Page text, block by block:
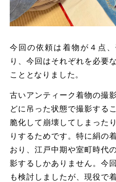
今回の依頼は着物が４点
り、今回はそれぞれを必要
こととなりました。
古いアンティーク着物の撮
どに吊った状態で撮影する
脆化して崩壊してしまった
りするためです。特に絹の
おり、江戸中期や室町時代
影するしかありません。今
も検討しましたが、現役で